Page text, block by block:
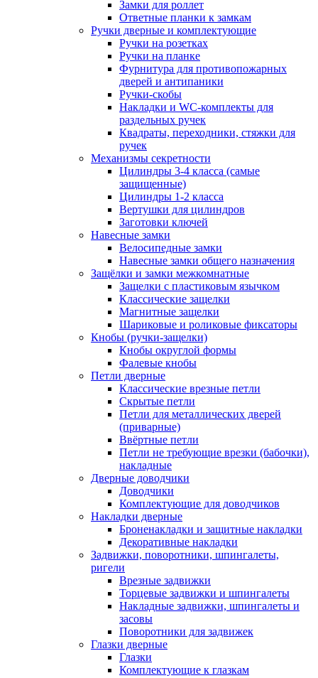
Замки для роллет
Ответные планки к замкам
Ручки дверные и комплектующие
Ручки на розетках
Ручки на планке
Фурнитура для противопожарных
дверей и антипаники
Ручки-скобы
Накладки и WC-комплекты для
раздельных ручек
Квадраты, переходники, стяжки для
ручек
Механизмы секретности
Цилиндры 3-4 класса (самые
защищенные)
Цилиндры 1-2 класса
Вертушки для цилиндров
Заготовки ключей
Навесные замки
Велосипедные замки
Навесные замки общего назначения
Защёлки и замки межкомнатные
Защелки с пластиковым язычком
Классические защелки
Магнитные защелки
Шариковые и роликовые фиксаторы
Кнобы (ручки-защелки)
Кнобы округлой формы
Фалевые кнобы
Петли дверные
Классические врезные петли
Скрытые петли
Петли для металлических дверей
(приварные)
Ввёртные петли
Петли не требующие врезки (бабочки),
накладные
Дверные доводчики
Доводчики
Комплектующие для доводчиков
Накладки дверные
Броненакладки и защитные накладки
Декоративные накладки
Задвижки, поворотники, шпингалеты,
ригели
Врезные задвижки
Торцевые задвижки и шпингалеты
Накладные задвижки, шпингалеты и
засовы
Поворотники для задвижек
Глазки дверные
Глазки
Комплектующие к глазкам